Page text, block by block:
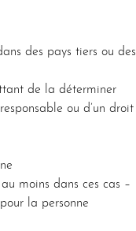
des pays tiers ou des
de la déterminer
ou d’un droit
moins dans ces cas –
la personne